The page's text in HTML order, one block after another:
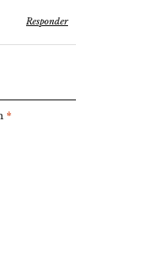
Responder
*